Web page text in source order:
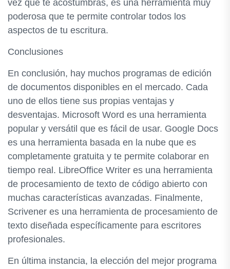
vez que te acostumbras, es una herramienta muy
poderosa que te permite controlar todos los
aspectos de tu escritura.
Conclusiones
En conclusión, hay muchos programas de edición
de documentos disponibles en el mercado. Cada
uno de ellos tiene sus propias ventajas y
desventajas. Microsoft Word es una herramienta
popular y versátil que es fácil de usar. Google Docs
es una herramienta basada en la nube que es
completamente gratuita y te permite colaborar en
tiempo real. LibreOffice Writer es una herramienta
de procesamiento de texto de código abierto con
muchas características avanzadas. Finalmente,
Scrivener es una herramienta de procesamiento de
texto diseñada específicamente para escritores
profesionales.
En última instancia, la elección del mejor programa